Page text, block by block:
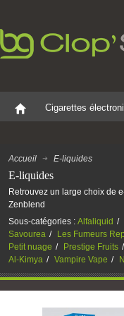
Cigarettes
Accueil E-liquides
E-liquides
Retrouvez un large choix de
Zenblend
Sous-catégories : Alfaliquid
Savourea
Les Fumeurs
Petit nuage
Prestige Fruits
Al-Kimya
Vampire Vape